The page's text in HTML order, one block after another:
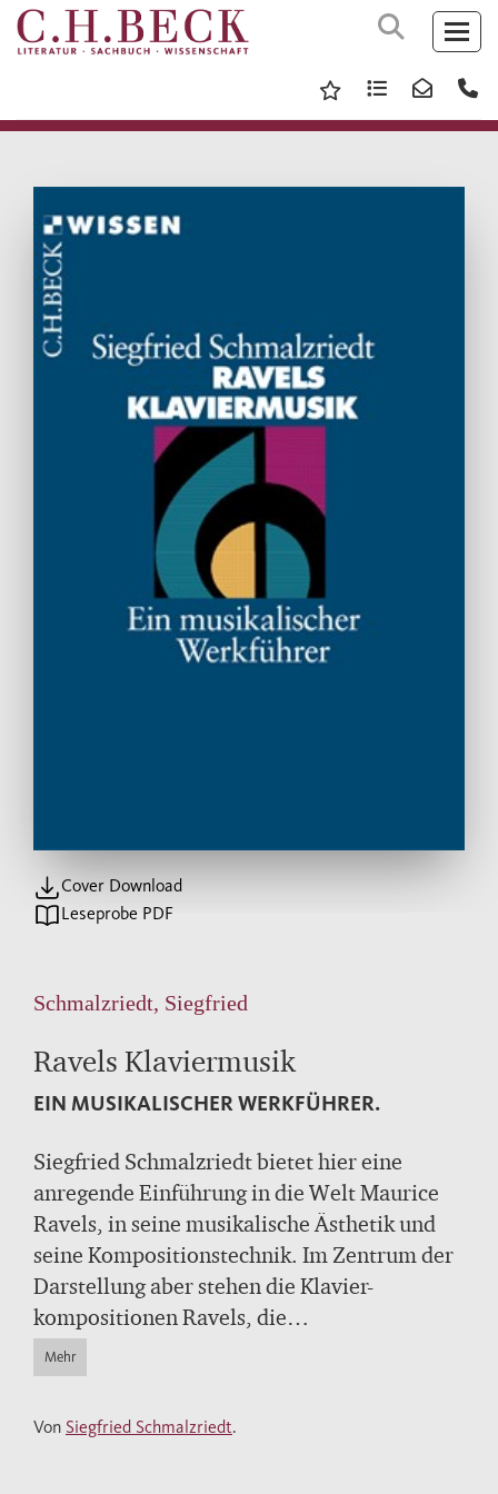
Cover Download
Leseprobe PDF
Schmalzriedt, Siegfried
Ravels Klaviermusik
EIN MUSIKALISCHER WERKFÜHRER.
Siegfried Schmalzriedt bietet hier eine
anregende Einführung in die Welt Maurice
Ravels, in seine musikalische Ästhetik und
seine Kompositionstechnik. Im Zentrum der
Darstellung aber stehen die Klavier-
kompositionen Ravels, die
allgemeinverständlich beschrieben,
analysiert und erläutert werden. Ein Kapitel
bildet den Abschluß des Bandes.
Mehr
Von Siegfried Schmalzriedt.